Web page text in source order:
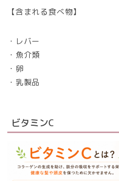
【含まれる食べ物】
・レバー
・魚介類
・卵
・乳製品
ビタミンC